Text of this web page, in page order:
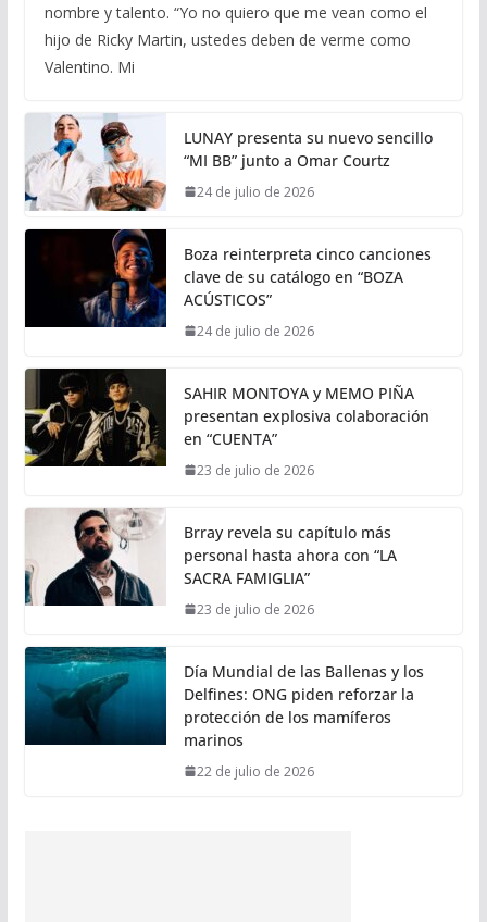
nombre y talento. “Yo no quiero que me vean como el
hijo de Ricky Martin, ustedes deben de verme como
Valentino. Mi
LUNAY presenta su nuevo sencillo
“MI BB” junto a Omar Courtz
24 de julio de 2026
Boza reinterpreta cinco canciones
clave de su catálogo en “BOZA
ACÚSTICOS”
24 de julio de 2026
SAHIR MONTOYA y MEMO PIÑA
presentan explosiva colaboración
en “CUENTA”
23 de julio de 2026
Brray revela su capítulo más
personal hasta ahora con “LA
SACRA FAMIGLIA”
23 de julio de 2026
Día Mundial de las Ballenas y los
Delfines: ONG piden reforzar la
protección de los mamíferos
marinos
22 de julio de 2026